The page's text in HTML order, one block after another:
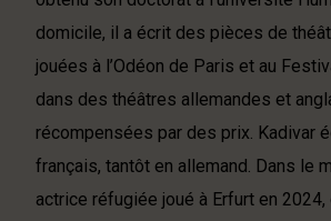
domicile, il a écrit des pièces de
jouées à l’Odéon de Paris et au
dans des théâtres allemandes et
récompensées par des prix. Kadivar
français, tantôt en allemand. Dans le
actrice réfugiée joué à Erfurt en 2024,